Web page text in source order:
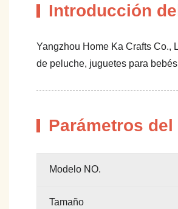
Introducción
Yangzhou Home Ka Crafts Co.,
de peluche, juguetes para
Parámetros
Modelo NO.
Tamaño